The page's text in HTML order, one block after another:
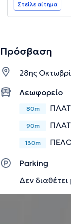
Στείλε αίτημα
Πρόσβαση
28ης
Λεωφορείο
80m
90m
130m
Parking
Δεν